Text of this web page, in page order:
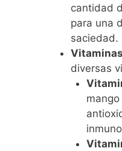
cantidad
para una
saciedad.
diversas